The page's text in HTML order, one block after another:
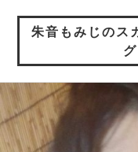
朱音もみじのス
グ